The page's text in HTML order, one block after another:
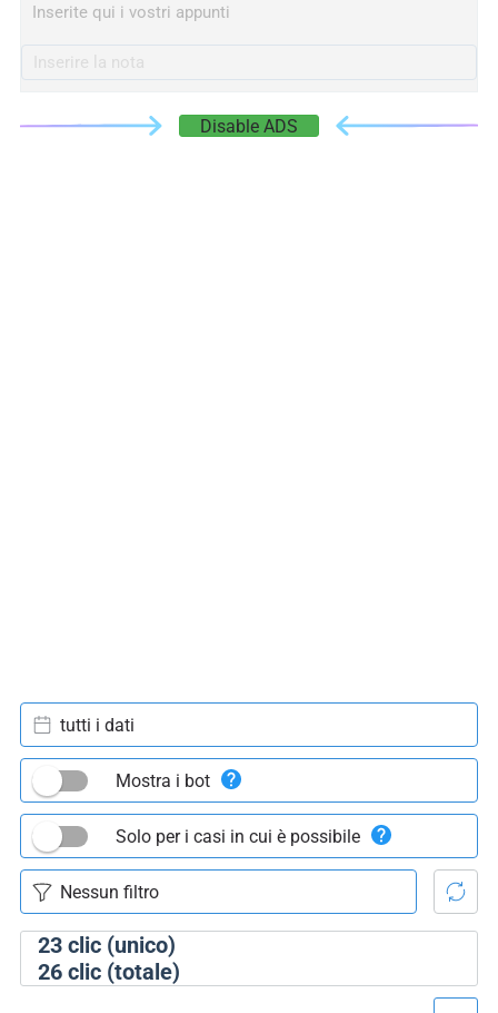
Inserite qui i vostri appunti
Disable ADS
23clic (unico)
26clic (totale)
tutti i dati
Mostra i bot
Solo per i casi in cui è possibile